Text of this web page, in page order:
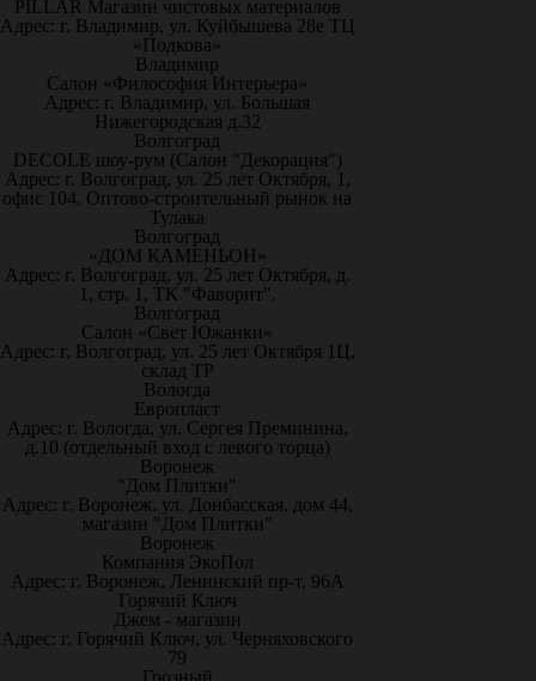
PILLAR Магазин чистовых материалов
Адрес: г. Владимир, ул. Куйбышева 28е ТЦ
«Подкова»
Владимир
Салон «Философия Интерьера»
Адрес: г. Владимир, ул. Большая
Нижегородская д.32
Волгоград
DECOLE шоу-рум (Салон "Декорация")
Адрес: г. Волгоград, ул. 25 лет Октября, 1,
офис 104. Оптово-строительный рынок на
Тулака
Волгоград
«ДОМ КАМЕНЬОН»
Адрес: г. Волгоград, ул. 25 лет Октября, д.
1, стр. 1, ТК "Фаворит".
Волгоград
Салон «Свет Южанки»
Адрес: г. Волгоград, ул. 25 лет Октября 1Ц,
склад ТР
Вологда
Европласт
Адрес: г. Вологда, ул. Сергея Преминина,
д.10 (отдельный вход с левого торца)
Воронеж
"Дом Плитки"
Адрес: г. Воронеж. ул. Донбасская, дом 44,
магазин "Дом Плитки"
Воронеж
Компания ЭкоПол
Адрес: г. Воронеж, Ленинский пр-т, 96А
Горячий Ключ
Джем - магазин
Адрес: г. Горячий Ключ, ул. Черняховского
79
Грозный